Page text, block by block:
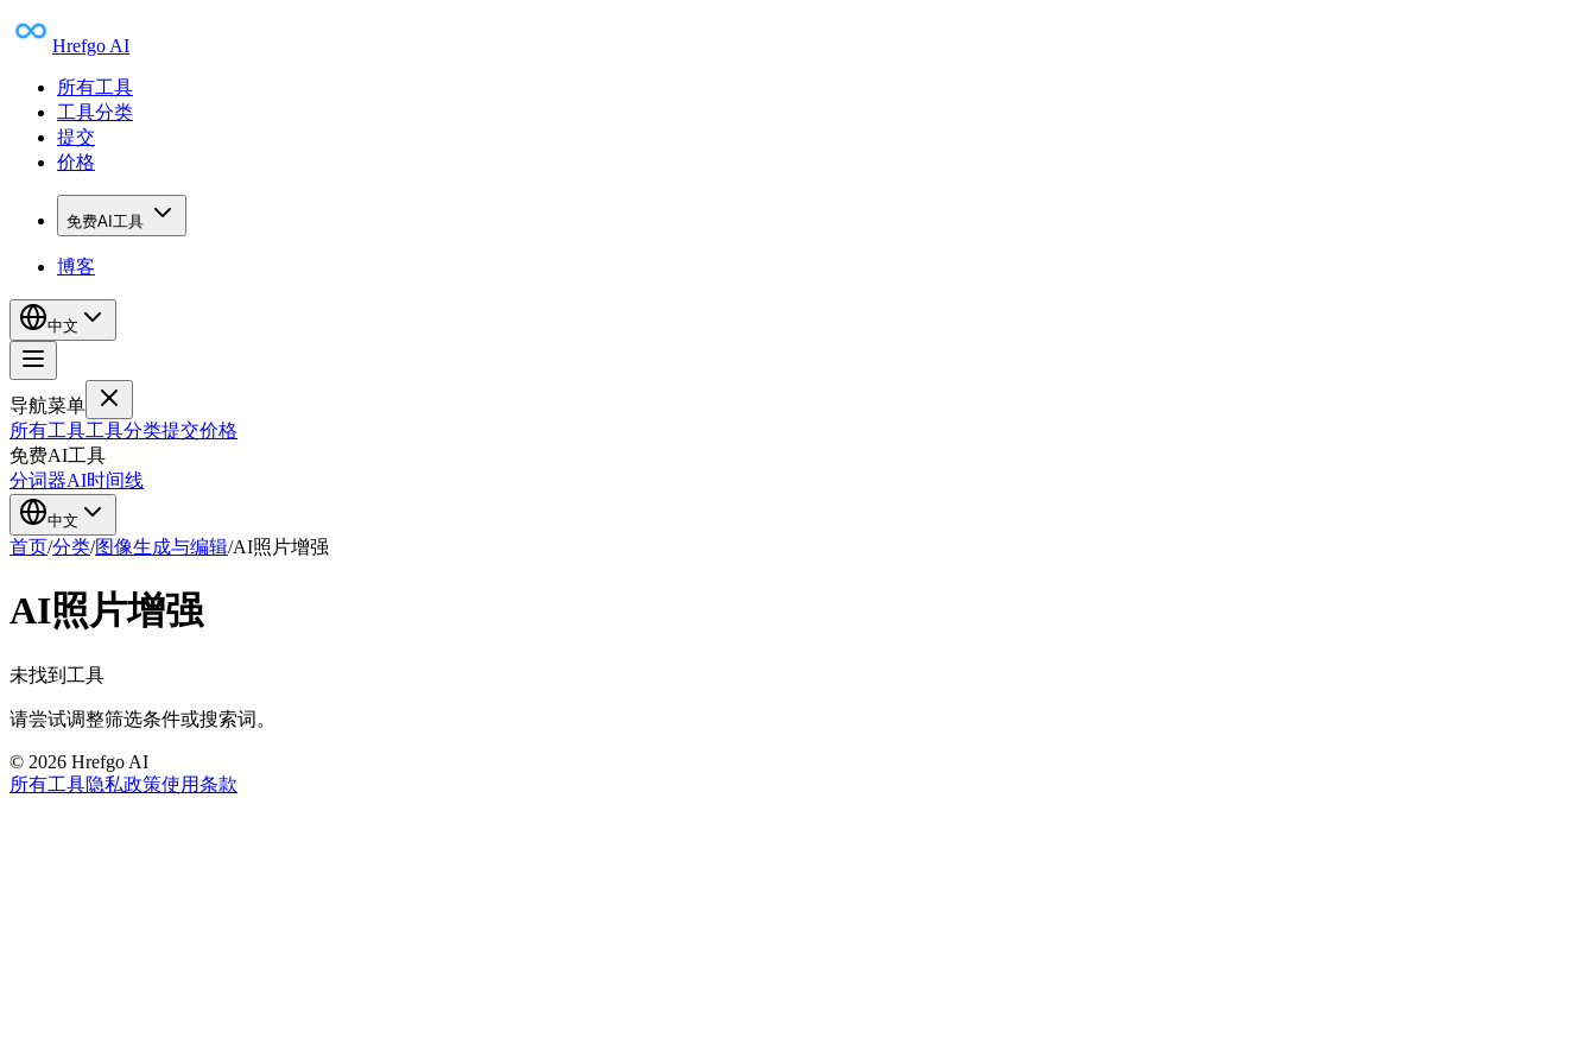
Hrefgo AI
所有工具
工具分类
提交
价格
免费AI工具
博客
中文
导航菜单
所有工具工具分类提交价格
免费AI工具
分词器AI时间线
中文
首页/分类/图像生成与编辑/AI照片增强
AI照片增强
未找到工具
请尝试调整筛选条件或搜索词。
© 2026 Hrefgo AI
所有工具隐私政策使用条款